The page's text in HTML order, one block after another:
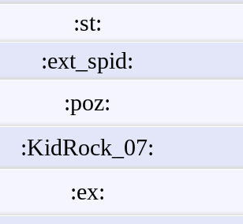
:st:
:ext_spid:
:poz:
:KidRock_07:
:ex: